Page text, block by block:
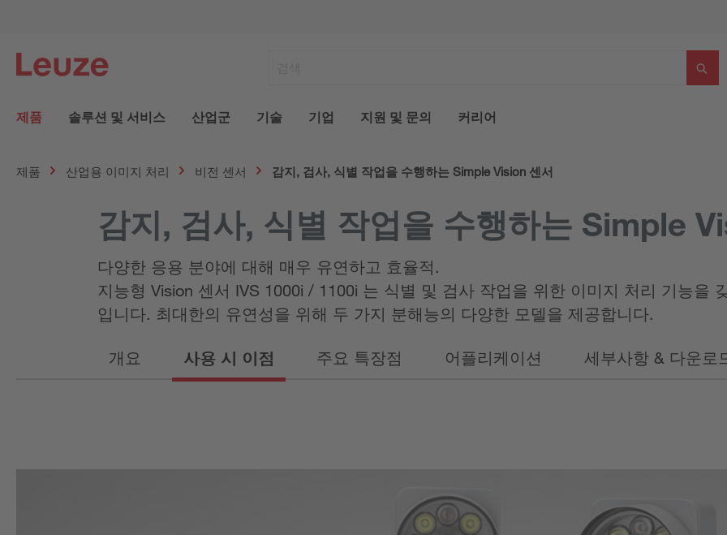
제품 솔루션 및 서비스 산업군 기술 기업 지원 및 문의 커리어
제품 산업용 이미지 처리 비전 센서 감지, 검사, 식별 작업을 수행하는 Simple Vision 센서
감지, 검사, 식별 작업을 수행하는 Simple
다양한 응용 분야에 대해 매우 유연하고 효율적.
지능형 Vision 센서 IVS 1000i / 1100i 는 식별 및 검사 작업을 위한 이미지 처리 기능을
입니다. 최대한의 유연성을 위해 두 가지 분해능의 다양한 모델을 제공합니다.
개요 사용 시 이점 주요 특장점 어플리케이션 세부사항 & 다운로